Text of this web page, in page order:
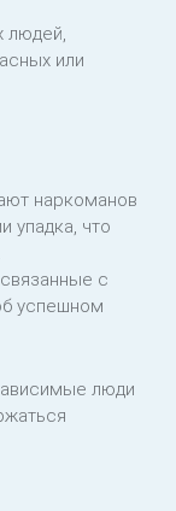
людей,
или
наркоманов
упадка, что
с
успешном
люди